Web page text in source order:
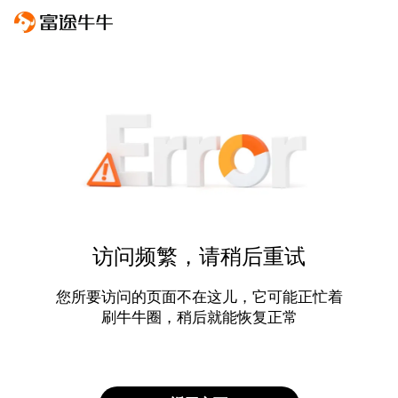
访问频繁，请稍后重试
您所要访问的页面不在这儿，它可能正忙着
刷牛牛圈，稍后就能恢复正常